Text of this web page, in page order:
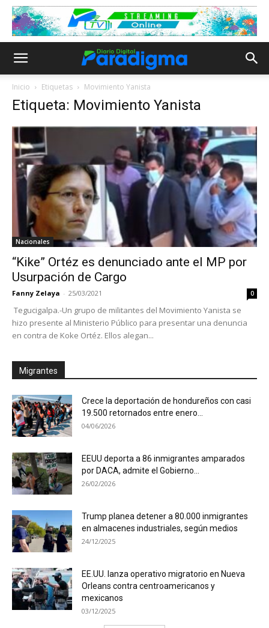
Inicio Etiquetas Movimiento Yanista
Etiqueta: Movimiento Yanista
Nacionales
“Kike” Ortéz es denunciado ante el MP por
Usurpación de Cargo
Fanny Zelaya - 25/03/2021 0
Tegucigalpa.-Un grupo de militantes del Movimiento Yanista se
hizo presente al Ministerio Público para presentar una denuncia
en contra de Koke Ortéz. Ellos alegan...
Migrantes
Crece la deportación de hondureños con casi
19.500 retornados entre enero...
04/06/2026
EEUU deporta a 86 inmigrantes amparados
por DACA, admite el Gobierno...
26/02/2026
Trump planea detener a 80.000 inmigrantes
en almacenes industriales, según medios
24/12/2025
EE.UU. lanza operativo migratorio en Nueva
Orleans contra centroamericanos y
mexicanos
03/12/2025